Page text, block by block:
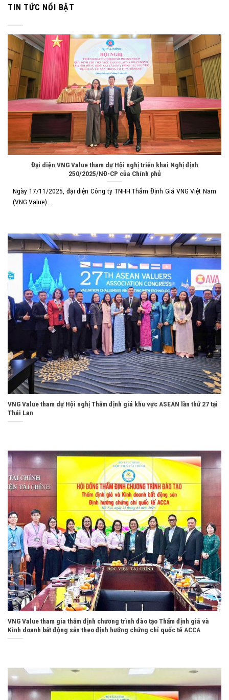
TIN TỨC NỔI BẬT
Đại diện VNG Value tham dự Hội nghị triển khai Nghị định
250/2025/NĐ-CP của Chính phủ
Ngày 17/11/2025, đại diện Công ty TNHH Thẩm Định Giá VNG Việt Nam
(VNG Value)...
VNG Value tham dự Hội nghị Thẩm định giá khu vực ASEAN lần thứ 27 tại
Thái Lan
VNG Value tham gia thẩm định chương trình đào tạo Thẩm định giá và
Kinh doanh bất động sản theo định hướng chứng chỉ quốc tế ACCA